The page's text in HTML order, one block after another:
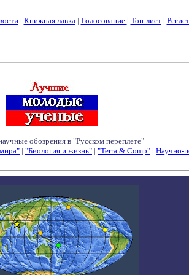
| Книжная лавка| Голосование | Топ-лист|
обозрения в "Русском переплете"
| "Биология и жизнь" | "Terra & Comp" | Научно-